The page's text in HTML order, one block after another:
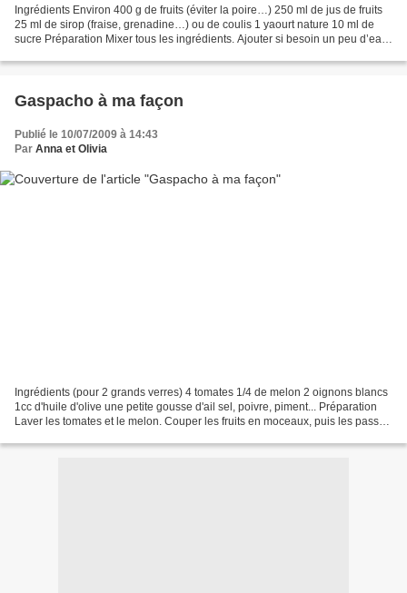
Ingrédients Environ 400 g de fruits (éviter la poire…) 250 ml de jus de fruits
25 ml de sirop (fraise, grenadine…) ou de coulis 1 yaourt nature 10 ml de
sucre Préparation Mixer tous les ingrédients. Ajouter si besoin un peu d’eau
Gaspacho à ma façon
Publié le 10/07/2009 à 14:43
Par Anna et Olivia
Ingrédients (pour 2 grands verres) 4 tomates 1/4 de melon 2 oignons blancs
1cc d'huile d'olive une petite gousse d'ail sel, poivre, piment... Préparation
Laver les tomates et le melon. Couper les fruits en moceaux, puis les passer